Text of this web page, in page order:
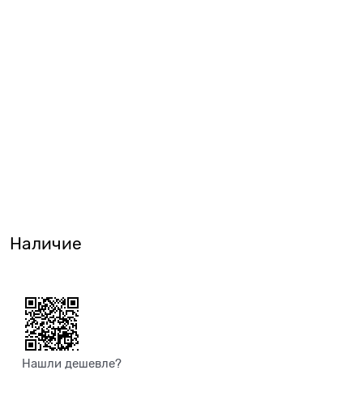
Наличие
Нашли дешевле?